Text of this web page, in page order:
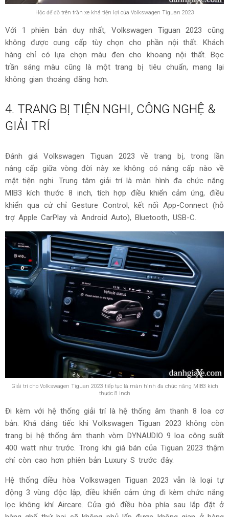
Hộc để đồ trên trần xe khá tiện lợi của Volkswagen Tiguan 2023
Với 1 phiên bản duy nhất, Volkswagen Tiguan 2023 cũng
không được cung cấp tùy chọn cho phần nội thất. Khách
hàng chỉ có lựa chọn màu đen cho khoang nội thất. Bọc
trần sáng màu cũng là một trang bị tiêu chuẩn, mang lại
không gian thoáng đãng hơn.
4. TRANG BỊ TIỆN NGHI, CÔNG NGHỆ &
GIẢI TRÍ
Đánh giá Volkswagen Tiguan 2023 về trang bị, trong lần
nâng cấp giữa vòng đời này xe không có nâng cấp nào về
mặt tiện nghi. Trung tâm giải trí là màn hình đa chức năng
MIB3 kích thước 8 inch, tích hợp điều khiển cảm ứng, điều
khiển qua cử chỉ Gesture Control, kết nối App-Connect (hỗ
trợ Apple CarPlay và Android Auto), Bluetooth, USB-C.
Giải trí cho Volkswagen Tiguan 2023 tiếp tục là màn hình đa chức năng MIB3 kích
thước 8 inch
Đi kèm với hệ thống giải trí là hệ thống âm thanh 8 loa cơ
bản. Khá đáng tiếc khi Volkswagen Tiguan 2023 không còn
trang bị hệ thống âm thanh vòm DYNAUDIO 9 loa công suất
400 watt như trước. Trong khi giá bán của Tiguan 2023 thậm
chí còn cao hơn phiên bản Luxury S trước đây.
Hệ thống điều hòa Volkswagen Tiguan 2023 vẫn là loại tự
động 3 vùng độc lập, điều khiển cảm ứng đi kèm chức năng
lọc không khí Aircare. Cửa gió điều hòa phía sau lắp đặt ở